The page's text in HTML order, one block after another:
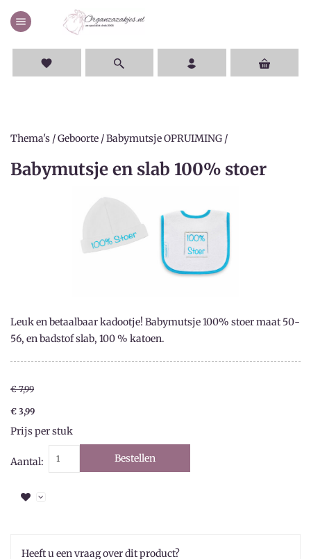
menu
favorite
Thema's /Geboorte /Babymutsje OPRUIMING /
Babymutsje en slab 100% stoer
Leuk en betaalbaar kadootje! Babymutsje 100% stoer maat 50-
56, en badstof slab, 100 % katoen.
€ 7,99
€ 3,99
Prijs per stuk
Aantal: Bestellen
Heeft u een vraag over dit product?